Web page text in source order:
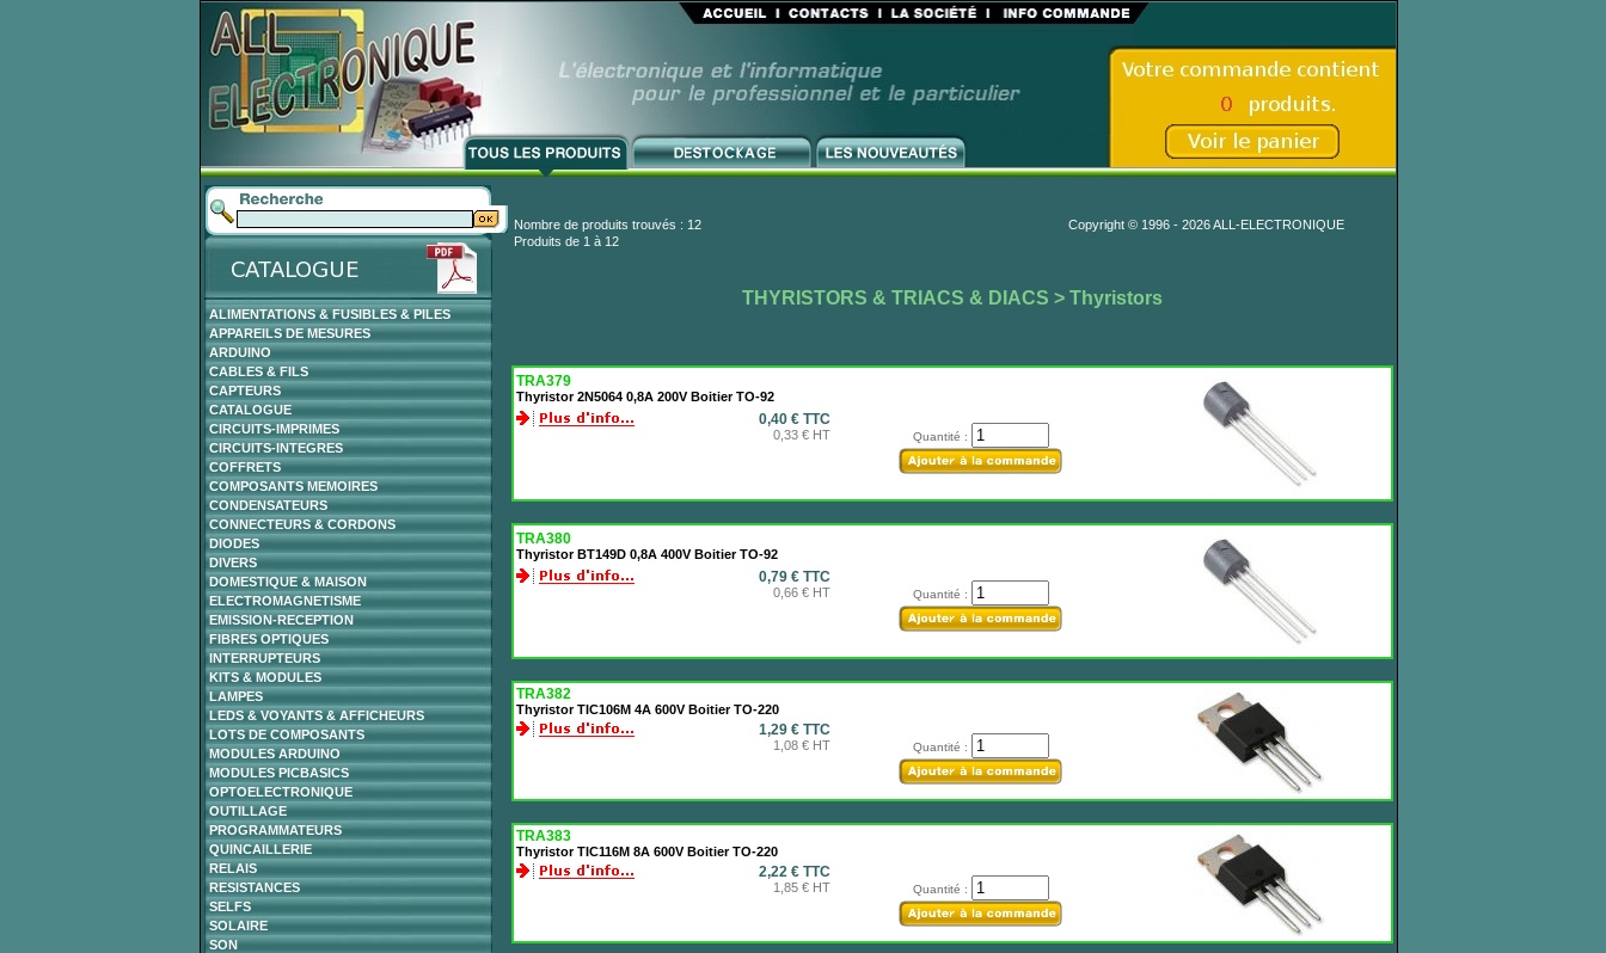
ALIMENTATIONS & FUSIBLES & PILES
APPAREILS DE MESURES
ARDUINO
CABLES & FILS
CAPTEURS
CATALOGUE
CIRCUITS-IMPRIMES
CIRCUITS-INTEGRES
COFFRETS
COMPOSANTS MEMOIRES
CONDENSATEURS
CONNECTEURS & CORDONS
DIODES
DIVERS
DOMESTIQUE & MAISON
ELECTROMAGNETISME
EMISSION-RECEPTION
FIBRES OPTIQUES
INTERRUPTEURS
KITS & MODULES
LAMPES
LEDS & VOYANTS & AFFICHEURS
LOTS DE COMPOSANTS
MODULES ARDUINO
MODULES PICBASICS
OPTOELECTRONIQUE
OUTILLAGE
PROGRAMMATEURS
QUINCAILLERIE
RELAIS
RESISTANCES
SELFS
SOLAIRE
SON
Nombre de produits trouvés : 12
Copyright © 1996 - 2026 ALL-ELECTRONIQUE
Produits de 1 à 12
THYRISTORS & TRIACS & DIACS > Thyristors
TRA379
Thyristor 2N5064 0,8A 200V Boitier TO-92
0,40 € TTC
0,33 € HT Quantité :
TRA380
Thyristor BT149D 0,8A 400V Boitier TO-92
0,79 € TTC
0,66 € HT Quantité :
TRA382
Thyristor TIC106M 4A 600V Boitier TO-220
1,29 € TTC
1,08 € HT Quantité :
TRA383
Thyristor TIC116M 8A 600V Boitier TO-220
2,22 € TTC
1,85 € HT Quantité :